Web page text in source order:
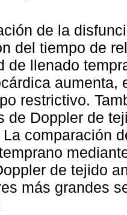
de la
del tiempo de
de llenado
aumenta,
restrictivo.
de Doppler de
comparación
de tejido
más grandes